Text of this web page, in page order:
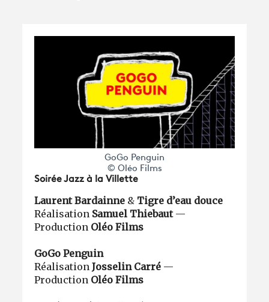
GoGo Penguin
© Oléo Films
Soirée Jazz à la Villette
Laurent Bardainne & Tigre d’eau douce
Réalisation Samuel Thiebaut—
Production Oléo Films
GoGo Penguin
RéalisationJosselin Carré —
Production Oléo Films